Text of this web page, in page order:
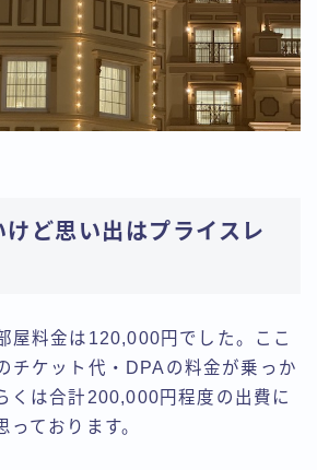
ど思い出はプライスレ
屋料金は120,000円でした。ここ
チケット代・DPAの料金が乗っか
くは合計200,000円程度の出費に
ております。